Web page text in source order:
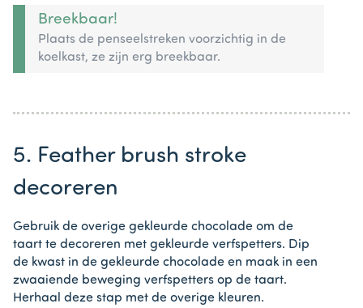
Breekbaar!
Plaats de penseelstreken voorzichtig in de
koelkast, ze zijn erg breekbaar.
5. Feather brush stroke
decoreren
Gebruik de overige gekleurde chocolade om de
taart te decoreren met gekleurde verfspetters. Dip
de kwast in de gekleurde chocolade en maak in een
zwaaiende beweging verfspetters op de taart.
Herhaal deze stap met de overige kleuren.